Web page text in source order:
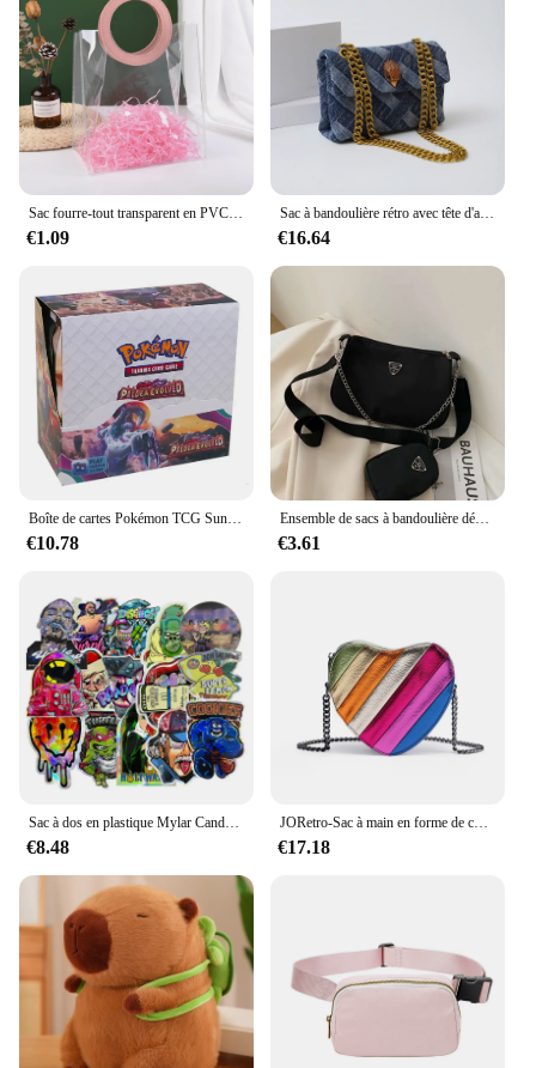
needs and preferences, making us a dependable
partner for your business.
€1.09
Sac à bandoulière rétro avec tête d'aigle pour femme, sac messager de style denim, sac carré à la mode, KURT GEIGER LOselonly ON Initiated Designer
€16.64
€10.78
Ensemble de sacs à bandoulière décontractés pour femmes, sacs à main initiés, sac à bandoulière tendance, sac à main pour voyage et shopping, mode féminine, 2 en 1
€3.61
Sac à dos en plastique Mylar Candy GT, sacs à fermeture éclair, forme unique, odeur refermable africaine, 3.5g
€8.48
JORetro-Sac à main en forme de cœur pour femme, mini sac à main, sac fourre-tout en cuir PU, sacs à bandoulière, mode, Y2K
€17.18